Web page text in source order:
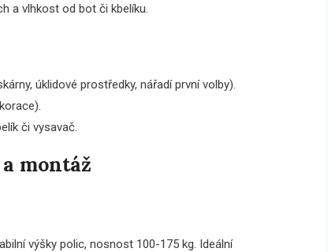
a vlhkost od bot či kbelíku.
úklidové prostředky, nářadí první volby).
či vysavač.
montáž
výšky polic, nosnost 100-175 kg. Ideální